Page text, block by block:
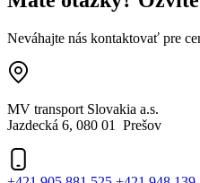
Neváhajte nás kontaktovať pre
MV transport Slovakia a.s.
Jazdecká 6, 080 01 Prešov